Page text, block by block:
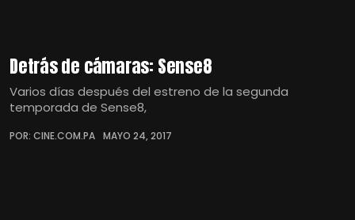
Detrás de cámaras: Sense8
Varios días después del estreno de la segunda
temporada de Sense8,
POR: CINE.COM.PA MAYO 24, 2017